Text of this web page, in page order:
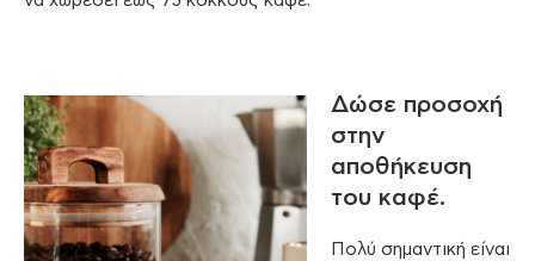
Δώσε προσοχή
στην
αποθήκευση
του καφέ.
Πολύ σημαντική είναι